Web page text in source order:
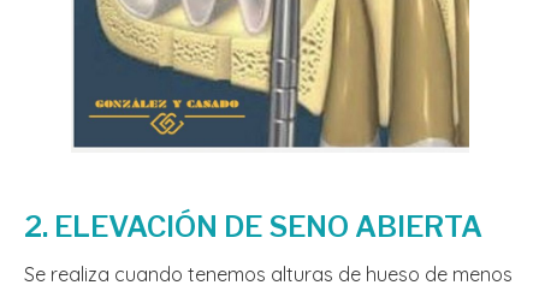
2. ELEVACIÓN DE SENO ABIERTA
Se realiza cuando tenemos alturas de hueso de menos